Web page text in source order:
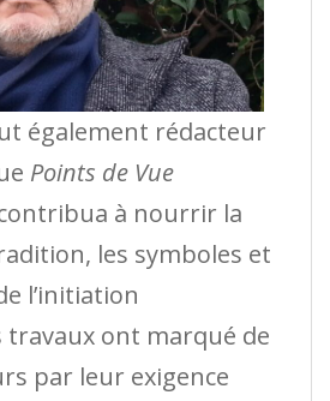
également rédacteur
Points de Vue
à nourrir la
les symboles et
l’initiation
travaux ont marqué de
par leur exigence